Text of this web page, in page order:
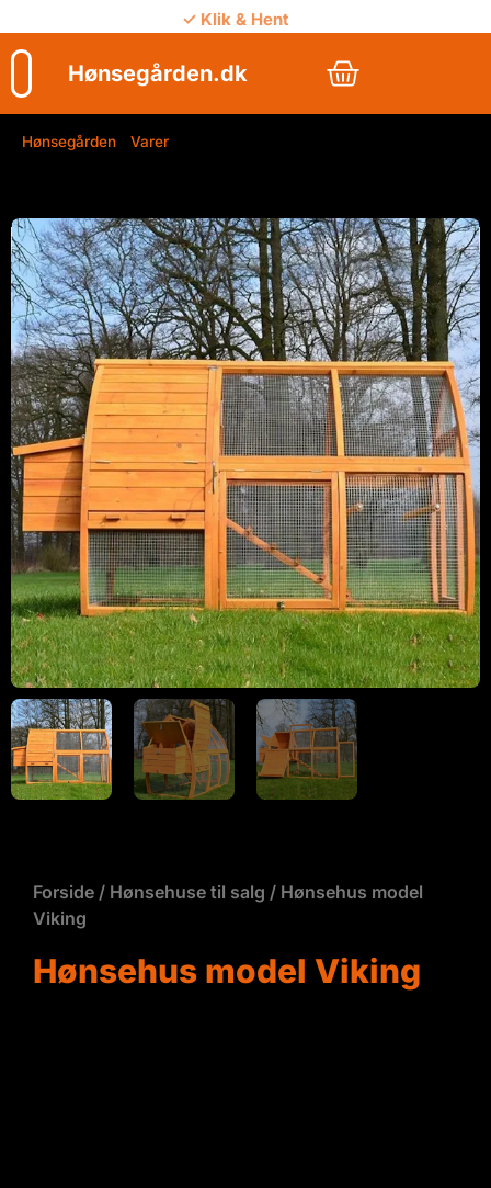
✓ Vejledning
✓ Klik & Hent
Hønsegården.dk
Hønsegården Varer
Forside / Hønsehuse til salg / Hønsehus model
Viking
Hønsehus model Viking